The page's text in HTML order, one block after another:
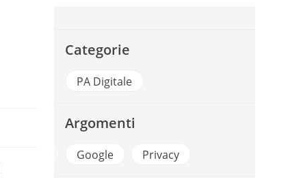
Categorie
PA Digitale
Argomenti
Google Privacy